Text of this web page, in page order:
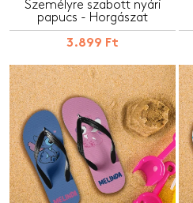
Személyre szabott nyári
papucs - Horgászat
3.899 Ft